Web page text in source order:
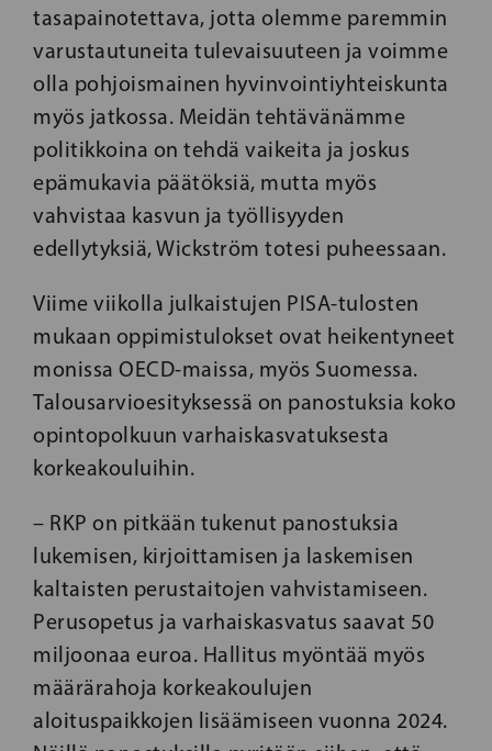
tasapainotettava, jotta olemme paremmin
varustautuneita tulevaisuuteen ja voimme
olla pohjoismainen hyvinvointiyhteiskunta
myös jatkossa. Meidän tehtävänämme
politikkoina on tehdä vaikeita ja joskus
epämukavia päätöksiä, mutta myös
vahvistaa kasvun ja työllisyyden
edellytyksiä, Wickström totesi puheessaan.
Viime viikolla julkaistujen PISA-tulosten
mukaan oppimistulokset ovat heikentyneet
monissa OECD-maissa, myös Suomessa.
Talousarvioesityksessä on panostuksia koko
opintopolkuun varhaiskasvatuksesta
korkeakouluihin.
– RKP on pitkään tukenut panostuksia
lukemisen, kirjoittamisen ja laskemisen
kaltaisten perustaitojen vahvistamiseen.
Perusopetus ja varhaiskasvatus saavat 50
miljoonaa euroa. Hallitus myöntää myös
määrärahoja korkeakoulujen
aloituspaikkojen lisäämiseen vuonna 2024.